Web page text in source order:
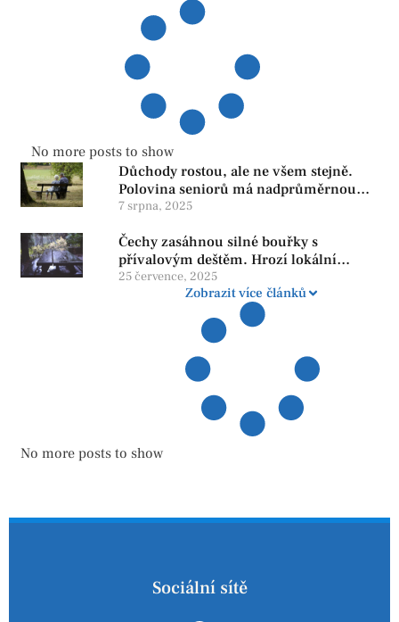
No more posts to show
Důchody rostou, ale ne všem stejně.
Polovina seniorů má nadprůměrnou
penzi, tisíce však žijí pod hranicí
reformy
7 srpna, 2025
Čechy zasáhnou silné bouřky s
přívalovým deštěm. Hrozí lokální
zatopení
25 července, 2025
Zobrazit více článků
No more posts to show
Sociální sítě